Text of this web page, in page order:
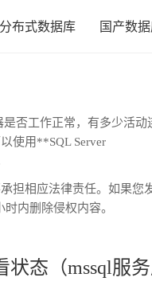
分布式数据库 国产数
否工作正常，有多少活动
使用**SQL Server
担相应法律责任。如果您
内删除侵权内容。
状态（mssql服